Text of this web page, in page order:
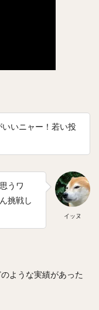
いニャー！若い投
イッヌ
うワ
挑戦し
ような実績があった
輝（ほりみずき）
紀（つもりゆうき）